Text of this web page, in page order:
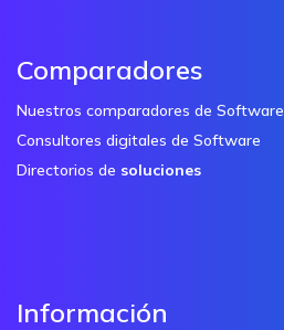
Comparadores
Nuestros comparadores de Software
Consultores digitales de Software
Directorios de soluciones
Información